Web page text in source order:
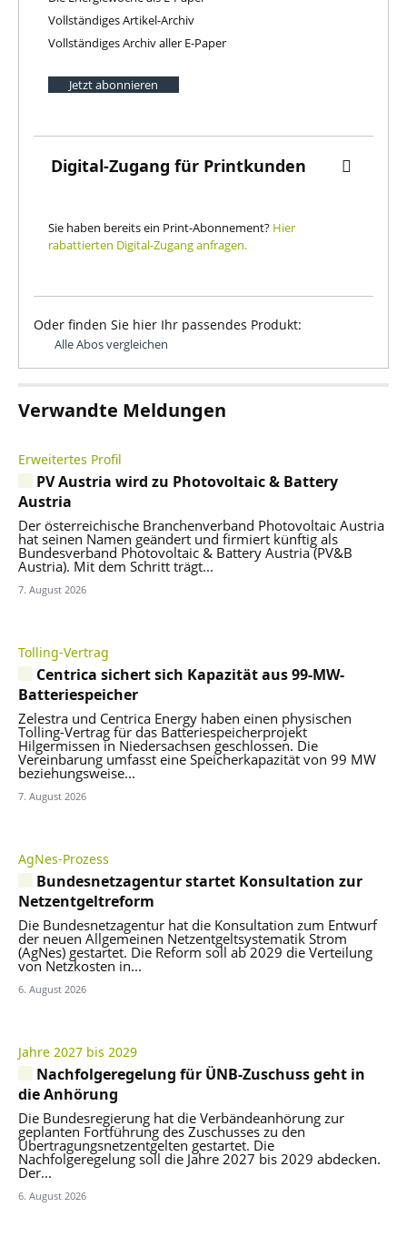
Vollständiges Artikel-Archiv
Vollständiges Archiv aller E-Paper
Jetzt abonnieren
Digital-Zugang für Printkunden
Sie haben bereits ein Print-Abonnement? Hier
rabattierten Digital-Zugang anfragen.
Oder finden Sie hier Ihr passendes Produkt:
Alle Abos vergleichen
Verwandte Meldungen
Erweitertes Profil
PV Austria wird zu Photovoltaic & Battery
Austria
Der österreichische Branchenverband Photovoltaic Austria
hat seinen Namen geändert und firmiert künftig als
Bundesverband Photovoltaic & Battery Austria (PV&B
Austria). Mit dem Schritt trägt...
7. August 2026
Tolling-Vertrag
Centrica sichert sich Kapazität aus 99-MW-
Batteriespeicher
Zelestra und Centrica Energy haben einen physischen
Tolling-Vertrag für das Batteriespeicherprojekt
Hilgermissen in Niedersachsen geschlossen. Die
Vereinbarung umfasst eine Speicherkapazität von 99 MW
beziehungsweise...
7. August 2026
AgNes-Prozess
Bundesnetzagentur startet Konsultation zur
Netzentgeltreform
Die Bundesnetzagentur hat die Konsultation zum Entwurf
der neuen Allgemeinen Netzentgeltsystematik Strom
(AgNes) gestartet. Die Reform soll ab 2029 die Verteilung
von Netzkosten in...
6. August 2026
Jahre 2027 bis 2029
Nachfolgeregelung für ÜNB-Zuschuss geht in
die Anhörung
Die Bundesregierung hat die Verbändeanhörung zur
geplanten Fortführung des Zuschusses zu den
Übertragungsnetzentgelten gestartet. Die
Nachfolgeregelung soll die Jahre 2027 bis 2029 abdecken.
Der...
6. August 2026